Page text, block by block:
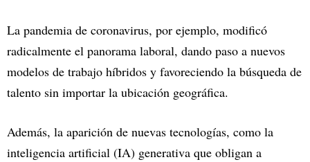
La pandemia de coronavirus, por ejemplo, modificó
radicalmente el panorama laboral, dando paso a nuevos
modelos de trabajo híbridos y favoreciendo la búsqueda de
talento sin importar la ubicación geográfica.
Además, la aparición de nuevas tecnologías, como la
inteligencia artificial (IA) generativa que obligan a